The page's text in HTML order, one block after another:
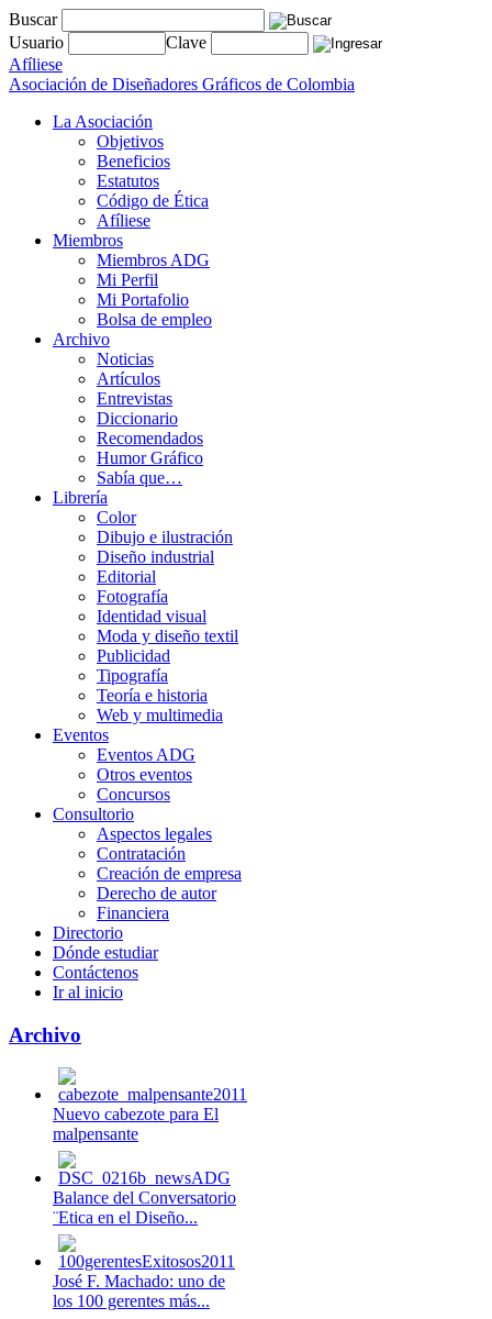
Buscar
Usuario
Clave
Afíliese
Asociación de Diseñadores Gráficos de Colombia
La Asociación
Objetivos
Beneficios
Estatutos
Código de Ética
Afíliese
Miembros
Miembros ADG
Mi Perfil
Mi Portafolio
Bolsa de empleo
Archivo
Noticias
Artículos
Entrevistas
Diccionario
Recomendados
Humor Gráfico
Sabía que…
Librería
Color
Dibujo e ilustración
Diseño industrial
Editorial
Fotografía
Identidad visual
Moda y diseño textil
Publicidad
Tipografía
Teoría e historia
Web y multimedia
Eventos
Eventos ADG
Otros eventos
Concursos
Consultorio
Aspectos legales
Contratación
Creación de empresa
Derecho de autor
Financiera
Directorio
Dónde estudiar
Contáctenos
Ir al inicio
Archivo
Nuevo cabezote para El
malpensante
Balance del Conversatorio
¨Etica en el Diseño...
José F. Machado: uno de
los 100 gerentes más...